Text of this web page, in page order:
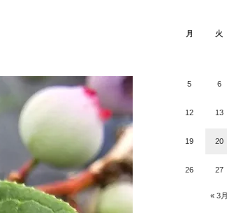
月
火
« 3月
5 6
12 13
19 20
26 27